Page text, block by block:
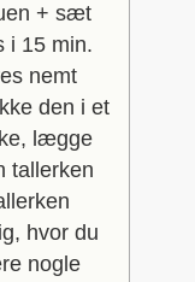
+ sæt
i 15 min.
nemt
den i et
lægge
tallerken
hvor du
nogle